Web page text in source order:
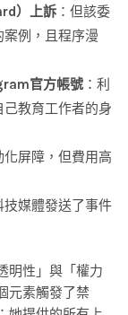
）上訴 ：但該委
例，且程序漫
官方帳號 ：利
教育工作者的身
化屏障，但費用高
技媒體發送了事件
明性」與「權力
元素觸發了禁